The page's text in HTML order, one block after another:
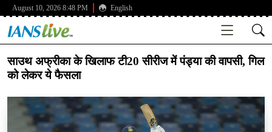
August 10, 2026 8:48 PM English
साउथ अफ्रीका के खिलाफ टी20 सीरीज में पंड्या की वापसी, गिल
को लेकर ये फैसला